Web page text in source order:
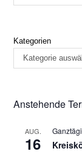
Kategorien
Kategorie
Anstehende
AUG.
16